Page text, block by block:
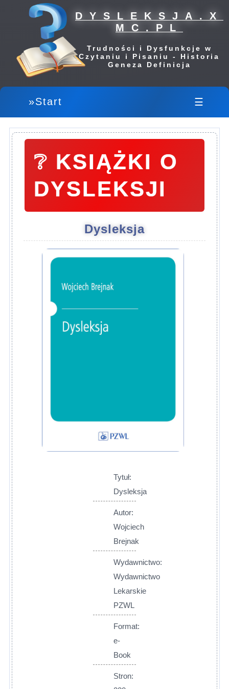
DYSLEKSJA.X
MC.PL
Trudności i Dysfunkcje w
Czytaniu i Pisaniu - Historia
Geneza Definicja
»Start ☰
❔ KSIĄŻKI O
DYSLEKSJI
Dysleksja
Tytuł:
Dysleksja
Autor:
Wojciech
Brejnak
Wydawnictwo:
Wydawnictwo
Lekarskie
PZWL
Format:
e-
Book
Stron: